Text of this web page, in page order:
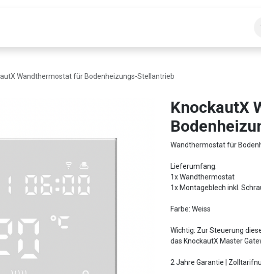
Wandthermostat für Bodenheizungs-Stellantrieb
​​​​​​​​​​​​KnockautX
Wandthermostat für
Lieferumfang:
1x Wandthermostat
1x Montageblech inkl.
Farbe: Weiss
Wichtig: Zur Steuerung
das KnockautX Master
2 Jahre Garantie |